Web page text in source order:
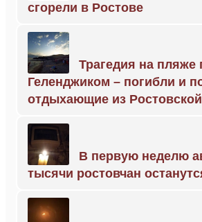
сгорели в Ростове
Трагедия на пляже
Геленджиком – погибли и
отдыхающие из
В первую неделю
тысячи ростовчан